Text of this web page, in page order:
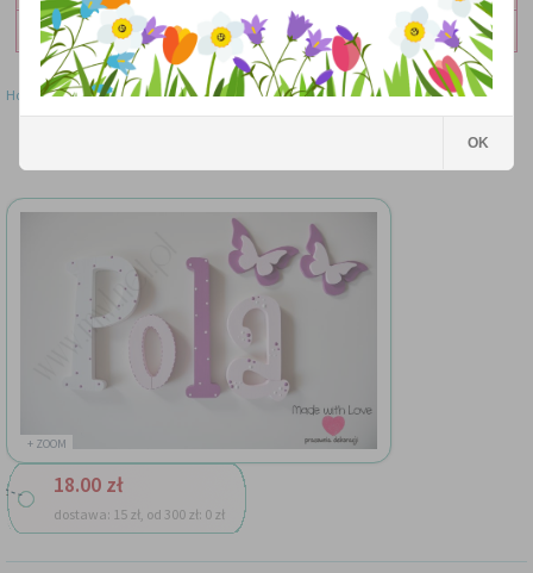
WYPRZEDAŻ
Home»Literki»Literki 25 cm - wzór MWL21
+ ZOOM
18.00 zł
dostawa: 15 zł, od 300 zł: 0 zł
OK